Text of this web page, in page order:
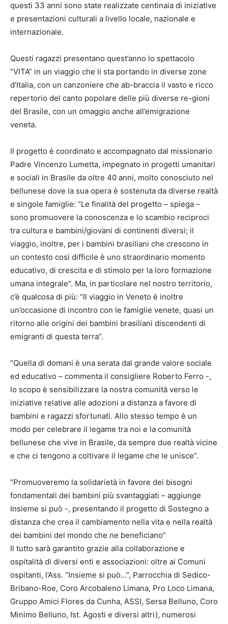
questi 33 anni sono state realizzate centinaia di iniziative
e presentazioni culturali a livello locale, nazionale e
internazionale.
Questi ragazzi presentano quest’anno lo spettacolo
“VITA” in un viaggio che li sta portando in diverse zone
d’Italia, con un canzoniere che ab-braccia il vasto e ricco
repertorio del canto popolare delle più diverse re-gioni
del Brasile, con un omaggio anche all’emigrazione
veneta.
Il progetto è coordinato e accompagnato dal missionario
Padre Vincenzo Lumetta, impegnato in progetti umanitari
e sociali in Brasile da oltre 40 anni, molto conosciuto nel
bellunese dove la sua opera è sostenuta da diverse realtà
e singole famiglie: “Le finalità del progetto – spiega –
sono promuovere la conoscenza e lo scambio reciproci
tra cultura e bambini/giovani di continenti diversi; il
viaggio, inoltre, per i bambini brasiliani che crescono in
un contesto così difficile è uno straordinario momento
educativo, di crescita e di stimolo per la loro formazione
umana integrale”. Ma, in particolare nel nostro territorio,
c’è qualcosa di più: “Il viaggio in Veneto è inoltre
un’occasione di incontro con le famiglie venete, quasi un
ritorno alle origini dei bambini brasiliani discendenti di
emigranti di questa terra”.
“Quella di domani è una serata dal grande valore sociale
ed educativo – commenta il consigliere Roberto Ferro -,
lo scopo è sensibilizzare la nostra comunità verso le
iniziative relative alle adozioni a distanza a favore di
bambini e ragazzi sfortunati. Allo stesso tempo è un
modo per celebrare il legame tra noi e la comunità
bellunese che vive in Brasile, da sempre due realtà vicine
e che ci tengono a coltivare il legame che le unisce”.
“Promuoveremo la solidarietà in favore dei bisogni
fondamentali dei bambini più svantaggiati – aggiunge
Insieme si può -, presentando il progetto di Sostegno a
distanza che crea il cambiamento nella vita e nella realtà
dei bambini del mondo che ne beneficiano”
Il tutto sarà garantito grazie alla collaborazione e
ospitalità di diversi enti e associazioni: oltre ai Comuni
ospitanti, l’Ass. “Insieme si può…”, Parrocchia di Sedico-
Bribano-Roe, Coro Arcobaleno Limana, Pro Loco Limana,
Gruppo Amici Flores da Cunha, ASSI, Sersa Belluno, Coro
Minimo Belluno, Ist. Agosti e diversi altri), numerosi